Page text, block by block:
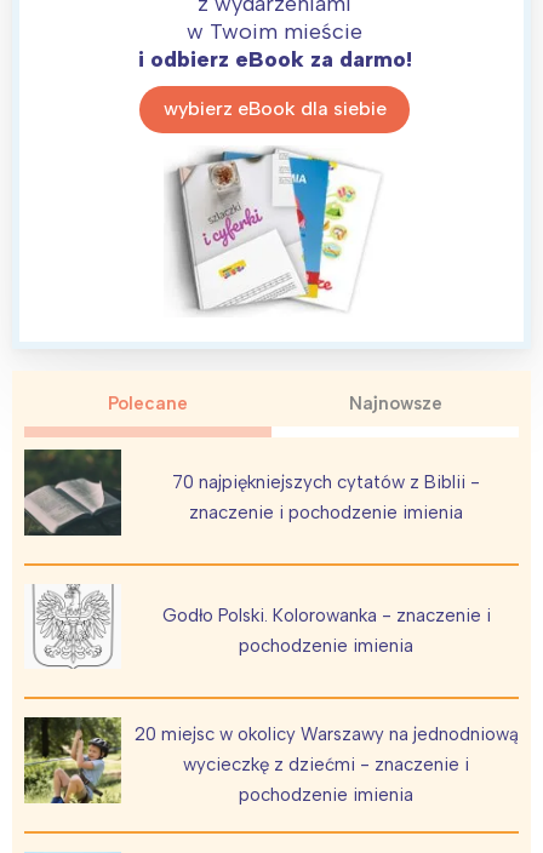
w Twoim mieście
i odbierz eBook za darmo!
wybierz eBook dla siebie
Polecane Najnowsze
70 najpiękniejszych cytatów z Biblii -
znaczenie i pochodzenie imienia
Godło Polski. Kolorowanka - znaczenie i
pochodzenie imienia
20 miejsc w okolicy Warszawy na jednodniową
wycieczkę z dziećmi - znaczenie i
pochodzenie imienia
Warszawa
Łódź
Trójmiasto
Śląsk
Kraków
Południe
Północ
Wszystkie
Wybieram